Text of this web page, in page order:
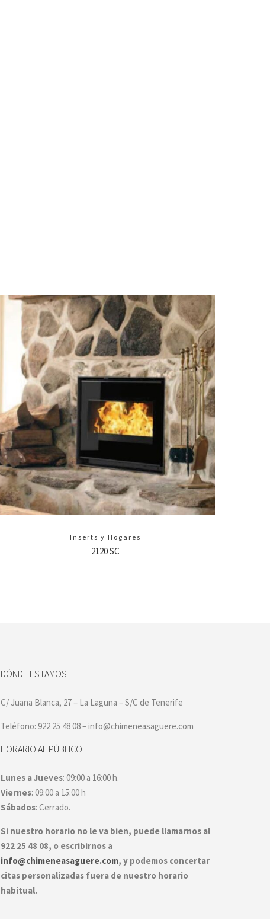
Inserts y Hogares
2120 SC
DÓNDE ESTAMOS
C/ Juana Blanca, 27 – La Laguna – S/C de Tenerife
Teléfono: 922 25 48 08 – info@chimeneasaguere.com
HORARIO AL PÚBLICO
Lunes a Jueves: 09:00 a 16:00 h.
Viernes: 09:00 a 15:00 h
Sábados: Cerrado.
Si nuestro horario no le va bien, puede llamarnos al
922 25 48 08, o escribirnos a
info@chimeneasaguere.com, y podemos concertar
citas personalizadas fuera de nuestro horario
habitual.